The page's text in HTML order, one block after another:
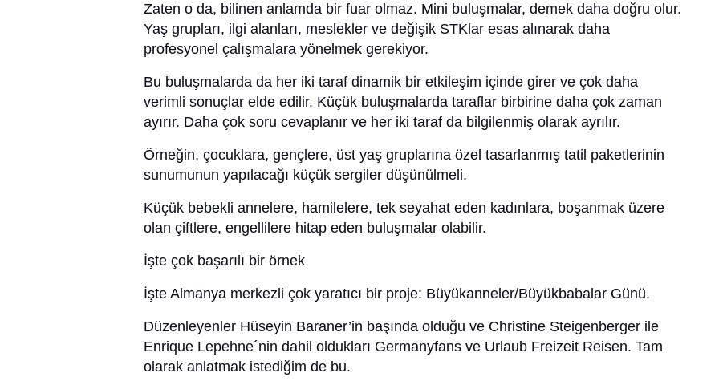
Zaten o da, bilinen anlamda bir fuar olmaz. Mini buluşmalar, demek daha doğru olur.
Yaş grupları, ilgi alanları, meslekler ve değişik STKlar esas alınarak daha
profesyonel çalışmalara yönelmek gerekiyor.
Bu buluşmalarda da her iki taraf dinamik bir etkileşim içinde girer ve çok daha
verimli sonuçlar elde edilir. Küçük buluşmalarda taraflar birbirine daha çok zaman
ayırır. Daha çok soru cevaplanır ve her iki taraf da bilgilenmiş olarak ayrılır.
Örneğin, çocuklara, gençlere, üst yaş gruplarına özel tasarlanmış tatil paketlerinin
sunumunun yapılacağı küçük sergiler düşünülmeli.
Küçük bebekli annelere, hamilelere, tek seyahat eden kadınlara, boşanmak üzere
olan çiftlere, engellilere hitap eden buluşmalar olabilir.
İşte çok başarılı bir örnek
İşte Almanya merkezli çok yaratıcı bir proje: Büyükanneler/Büyükbabalar Günü.
Düzenleyenler Hüseyin Baraner’in başında olduğu ve Christine Steigenberger ile
Enrique Lepehne´nin dahil oldukları Germanyfans ve Urlaub Freizeit Reisen. Tam
olarak anlatmak istediğim de bu.